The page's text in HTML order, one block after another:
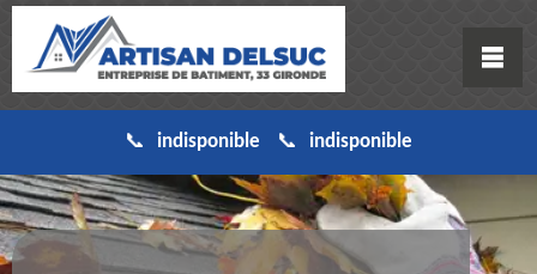
indisponible indisponible